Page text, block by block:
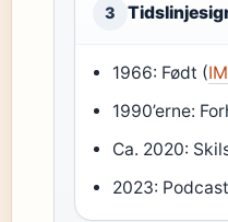
3
1966: Født (
1990’erne:
Ca. 2020:
2023: